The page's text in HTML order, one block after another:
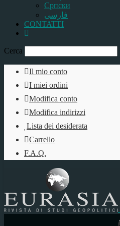
Српски
فارسی
CONTATTI
Cerca
Il mio conto
I miei ordini
Modifica conto
Modifica indirizzi
Lista dei desiderata
Carrello
F.A.Q.